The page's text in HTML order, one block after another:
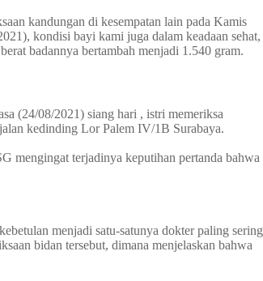
kandungan di kesempatan lain pada Kamis
kondisi bayi kami juga dalam keadaan sehat,
badannya bertambah menjadi 1.540 gram.
(24/08/2021) siang hari , istri memeriksa
kedinding Lor Palem IV/1B Surabaya.
mengingat terjadinya keputihan pertanda bahwa
menjadi satu-satunya dokter paling sering
bidan tersebut, dimana menjelaskan bahwa